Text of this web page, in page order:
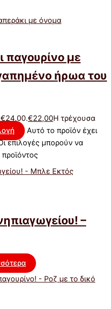
παγουρίνο με
ήρωα του
€22,00Η τρέχουσα
Αυτό το προϊόν έχει
επιλογές μπορούν να
Εκτός
–